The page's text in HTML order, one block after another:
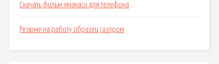
Скачать фильм ямакаси для телефона
Резюме на работу образец газпром